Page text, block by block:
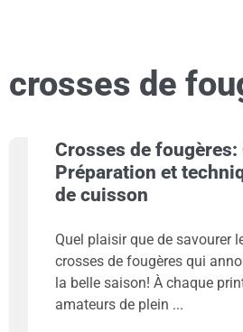
crosses de
Crosses de
Préparation et
de cuisson
Quel plaisir que de savourer
crosses de fougères qui
la belle saison! À chaque
amateurs de plein